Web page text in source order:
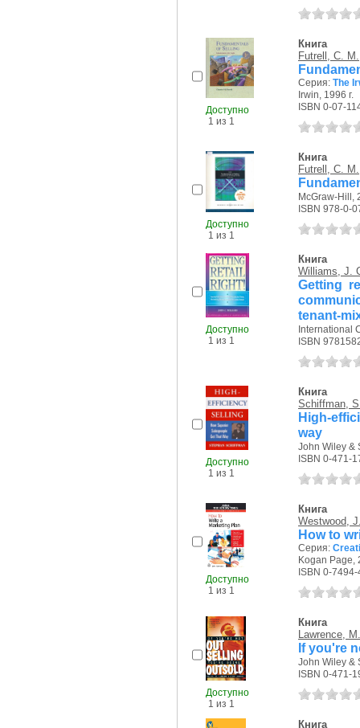
Доступно
1 из 1
Книга
Futrell, C. M.
Серия: The
Irwin, 1996 г.
ISBN 0-07-
Доступно
1 из 1
Книга
Futrell, C. M.
McGraw-Hill,
ISBN 978-0-
Доступно
1 из 1
Книга
Williams, J.
Getting
tenant-
International
ISBN
Доступно
1 из 1
Книга
Schiffman,
High-
way
John Wiley &
ISBN 0-471-
Доступно
1 из 1
Книга
Westwood,
How to
Серия:
Kogan Page,
ISBN 0-
Доступно
1 из 1
Книга
Lawrence,
If you're
John Wiley &
ISBN 0-471-
Книга